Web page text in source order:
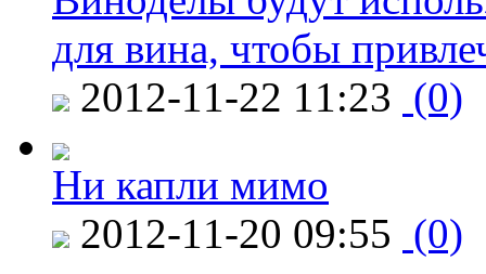
для вина, чтобы
2012-11-22 11:23 (0)
Ни капли мимо
2012-11-20 09:55 (0)